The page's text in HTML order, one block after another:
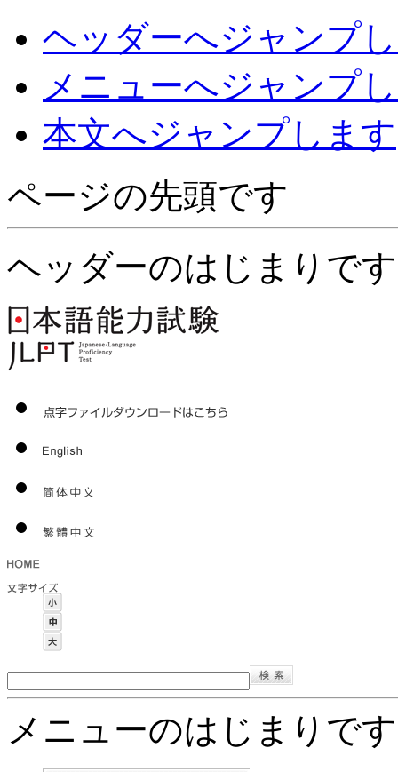
ヘッダーへジャンプ
メニューへジャンプ
本文へジャンプします
ページの先頭です
ヘッダーのはじまりです
メニューのはじまりです